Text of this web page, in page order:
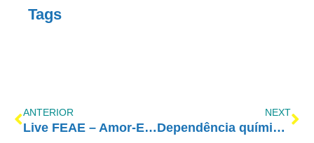
Tags
ANTERIOR
Live FEAE – Amor-Exigente, quanto antes melhor!
NEXT
Dependência química é a perda da liberdade de fazer escolhas